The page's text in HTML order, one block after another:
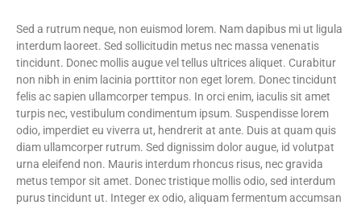
Sed a rutrum neque, non euismod lorem. Nam dapibus mi ut ligula
interdum laoreet. Sed sollicitudin metus nec massa venenatis
tincidunt. Donec mollis augue vel tellus ultrices aliquet. Curabitur
non nibh in enim lacinia porttitor non eget lorem. Donec tincidunt
felis ac sapien ullamcorper tempus. In orci enim, iaculis sit amet
turpis nec, vestibulum condimentum ipsum. Suspendisse lorem
odio, imperdiet eu viverra ut, hendrerit at ante. Duis at quam quis
diam ullamcorper rutrum. Sed dignissim dolor augue, id volutpat
urna eleifend non. Mauris interdum rhoncus risus, nec gravida
metus tempor sit amet. Donec tristique mollis odio, sed interdum
purus tincidunt ut. Integer ex odio, aliquam fermentum accumsan